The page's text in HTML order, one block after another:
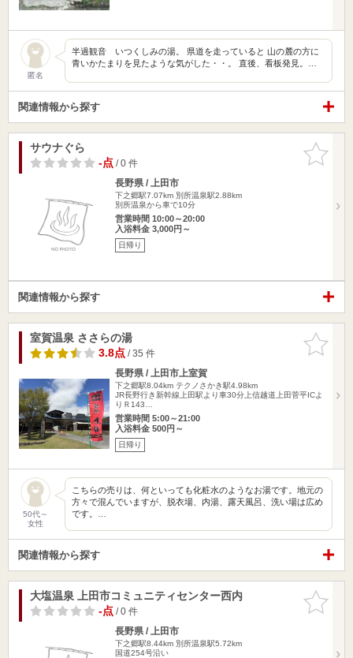
匿名
半過観音 いつくしみの湯。 県道を走っていると 山の麓の方に
青いかたまりを見たような気がした・・。 直後、看板発見。…
関連情報から探す
お気に入
りに追加
サウナぐら
-点/ 0 件
長野県 / 上田市
下之郷駅7.07km 別所温泉駅2.88km
別所温泉から車で10分
営業時間 10:00～20:00
入浴料金 3,000円～
日帰り
関連情報から探す
お気に入
りに追加
室賀温泉 ささらの湯
3.8点/ 35 件
長野県 / 上田市上室賀
下之郷駅8.04km テクノさかき駅4.98km
JR長野行き新幹線上田駅より車30分上信越道上田菅平ICよ
りＲ143…
営業時間 5:00～21:00
入浴料金 500円～
日帰り
50代～
女性
こちらの売りは、何といっても化粧水のようなお湯です。地元の
方々で混んでいますが、脱衣場、内湯、露天風呂、洗い場は広め
です。…
関連情報から探す
お気に入
りに追加
大塩温泉 上田市コミュニティセンター西内
-点/ 0 件
長野県 / 上田市
下之郷駅8.44km 別所温泉駅5.72km
国道254号沿い